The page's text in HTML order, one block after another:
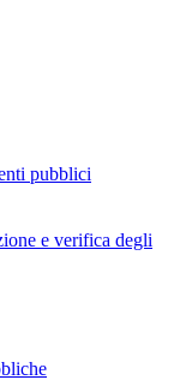
pubblici
e verifica degli